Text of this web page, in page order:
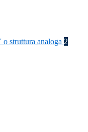
struttura analoga 2